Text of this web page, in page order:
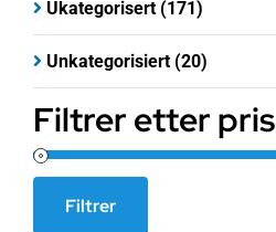
Ukategorisert (171)
Unkategorisiert (20)
Filtrer etter pris
Makspris
Filtrer